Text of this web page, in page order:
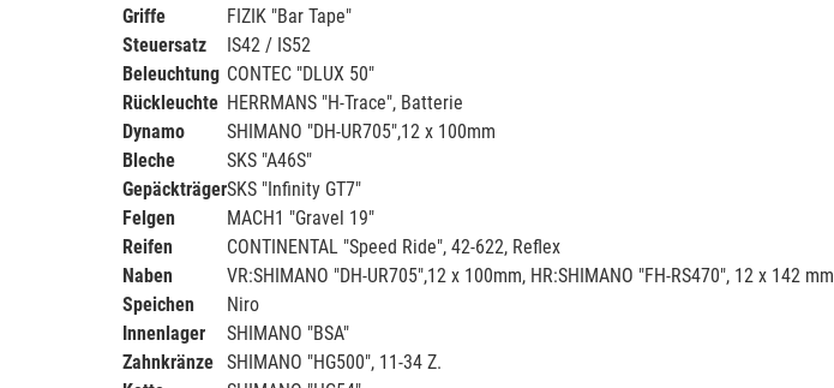
Griffe
FIZIK "Bar Tape"
Steuersatz
IS42 / IS52
Beleuchtung CONTEC "DLUX 50"
Rückleuchte HERRMANS "H-Trace", Batterie
Dynamo
SHIMANO "DH-UR705",12 x 100mm
Bleche
SKS "A46S"
GepäckträgerSKS "Infinity GT7"
Felgen
MACH1 "Gravel 19"
Reifen
CONTINENTAL "Speed Ride", 42-622, Reflex
Naben
VR:SHIMANO "DH-UR705",12 x 100mm, HR:SHIMANO "FH-RS470", 12 x 142 mm
Speichen
Niro
Innenlager
SHIMANO "BSA"
Zahnkränze SHIMANO "HG500", 11-34 Z.